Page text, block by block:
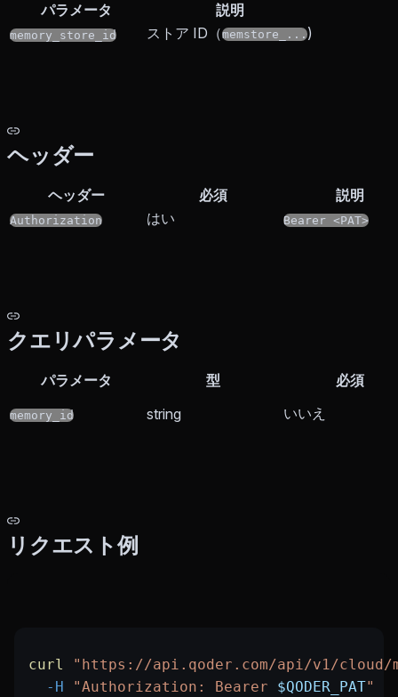
パラメータ 説明
memory_store_id ストア ID（memstore_...)
ヘッダー
ヘッダー 必須 説明
Authorization はい Bearer <PAT>
クエリパラメータ
パラメータ 型 必須
memory_id string いいえ
リクエスト例
curl
"https://api.qoder.com/api/v1/cloud/
  -H
"Authorization: Bearer $QODER_PAT"